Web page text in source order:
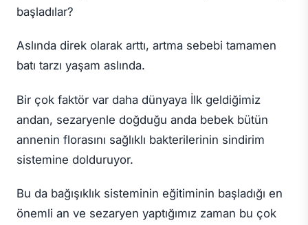
başladılar?
Aslında direk olarak arttı, artma sebebi tamamen
batı tarzı yaşam aslında.
Bir çok faktör var daha dünyaya İlk geldiğimiz
andan, sezaryenle doğduğu anda bebek bütün
annenin florasını sağlıklı bakterilerinin sindirim
sistemine dolduruyor.
Bu da bağışıklık sisteminin eğitiminin başladığı en
önemli an ve sezaryen yaptığımız zaman bu çok